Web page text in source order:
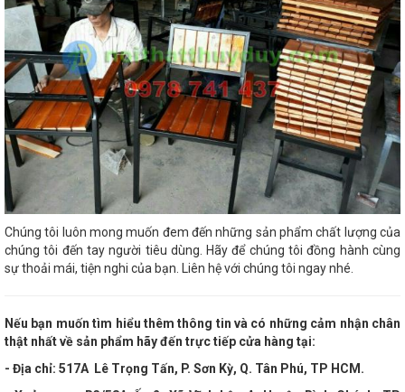
Chúng tôi luôn mong muốn đem đến những sản phẩm chất lượng của
chúng tôi đến tay người tiêu dùng. Hãy để chúng tôi đồng hành cùng
sự thoải mái, tiện nghi của bạn. Liên hệ với chúng tôi ngay nhé.
Nếu bạn muốn tìm hiểu thêm thông tin và có những cảm nhận chân
thật nhất về sản phẩm hãy đến trực tiếp cửa hàng tại:
- Địa chỉ: 517A Lê Trọng Tấn, P. Sơn Kỳ, Q. Tân Phú, TP HCM .